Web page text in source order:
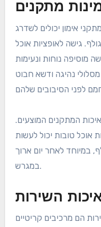
מתקנים
אימון יכולים לשדרג
גישה לאופציות אוכל
מוסיפה נוחות ונעימות
נהיגה ודשא חבוט
המתקנים המוצעים.
אוכל טובות יכול לעשות
במיוחד לאחר יום ארוך
במגרש.
השירות
הם מרכיבים קריטיים